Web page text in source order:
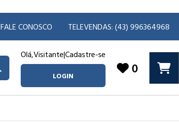
FALE CONOSCO TELEVENDAS: (43) 996364968
Olá,Visitante|Cadastre-se
LOGIN 0